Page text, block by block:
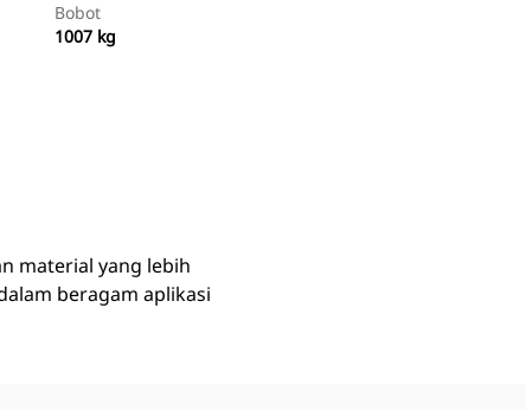
Bobot
1007 kg
material yang lebih
beragam aplikasi